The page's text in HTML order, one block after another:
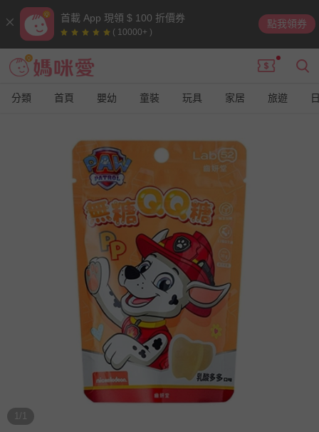
首載 App 現領 $ 100 折價券
( 10000+ )
點我領券
分類 首頁 嬰幼 童裝 玩具 家居 旅遊
1/1